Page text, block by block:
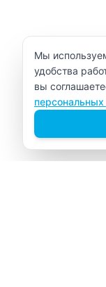
Уведомление
Мы
удобства
вы